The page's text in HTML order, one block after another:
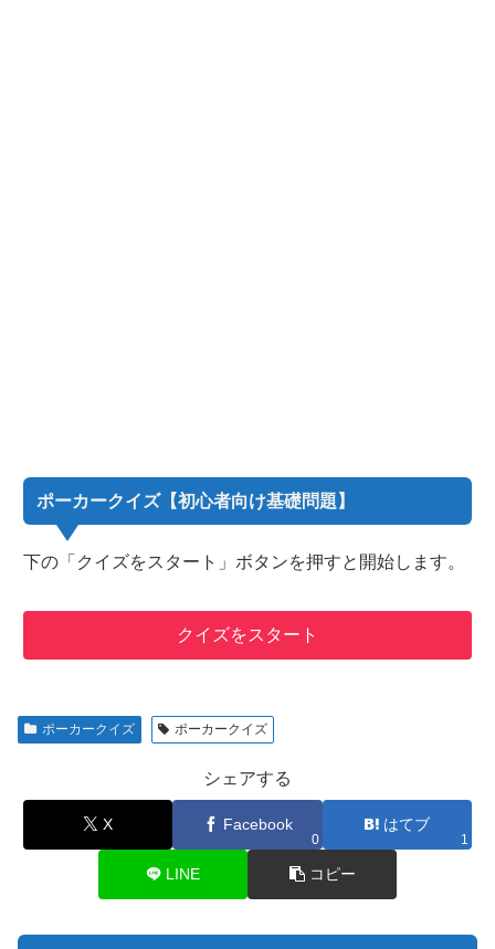
ポーカークイズ【初心者向け基礎問題】
下の「クイズをスタート」ボタンを押すと開始します。
クイズをスタート
ポーカークイズ ポーカークイズ
シェアする
X Facebook
0
はてブ
1
LINE コピー